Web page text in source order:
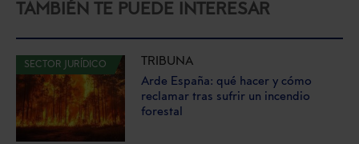
TAMBIÉN TE PUEDE INTERESAR
SECTOR JURÍDICO
TRIBUNA
Arde España: qué hacer y cómo
reclamar tras sufrir un incendio
forestal